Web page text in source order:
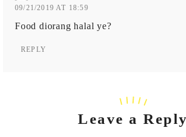
09/21/2019 AT 18:59
Food diorang halal ye?
REPLY
Leave a Reply